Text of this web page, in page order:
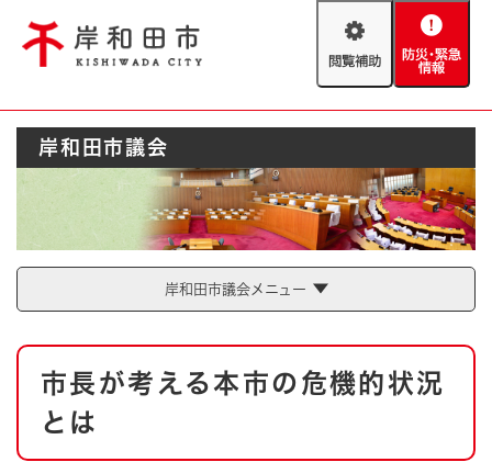
閲
助
防
緊
情
報
Foreign language
やさしい日本語
とじる
防災・緊急情報
ハザードマップ AED設置箇所
とじる
岸和田市議会
岸和田市議会メニュー
本
市長が考える本市の危機的状況
とは